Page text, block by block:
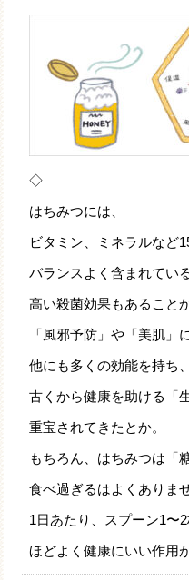
◇
はちみつには、
ビタミン、ミネラルなど
バランスよく含まれてい
高い殺菌効果もあることか
「風邪予防」や「美肌」
他にも多くの効能を持ち、
古くから健康を助ける「
重宝されてきたとか。
もちろん、はちみつは「
食べ過ぎるはよくありま
1日あたり、スプーン1〜
ほどよく健康にいい作用